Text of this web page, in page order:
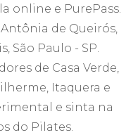
online e PurePass.
de Queirós,
São Paulo - SP.
de Casa Verde,
Itaquera e
e sinta na
do Pilates.